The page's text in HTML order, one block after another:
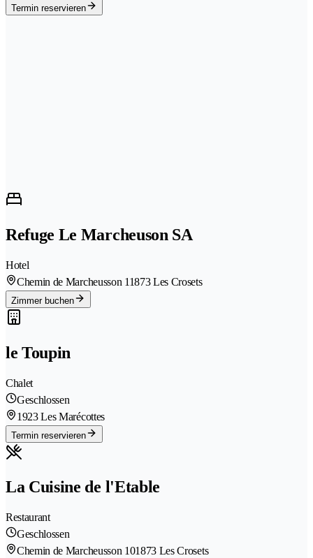
Termin reservieren
Refuge Le Marcheuson SA
Hotel
Chemin de Marcheusson 11873 Les Crosets
Zimmer buchen
le Toupin
Chalet
Geschlossen
1923 Les Marécottes
Termin reservieren
La Cuisine de l'Etable
Restaurant
Geschlossen
Chemin de Marcheusson 101873 Les Crosets